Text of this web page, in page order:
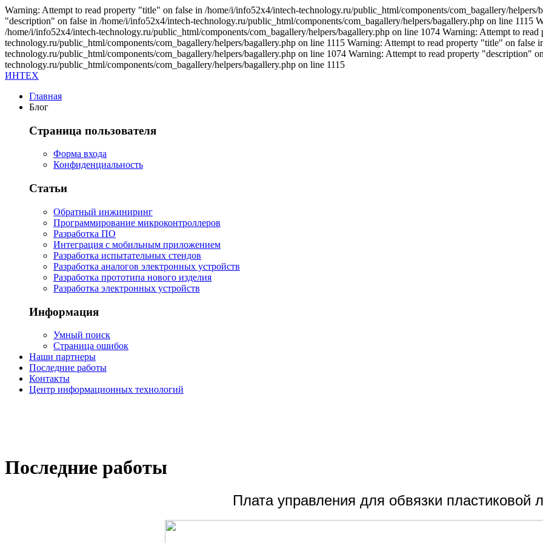
Warning: Attempt to read property "title" on false in /home/i/info52x4/intech-technology.ru/public_html/components/com_bagallery/
"description" on false in /home/i/info52x4/intech-technology.ru/public_html/components/com_bagallery/helpers/bagallery.php on line 1115
/home/i/info52x4/intech-technology.ru/public_html/components/com_bagallery/helpers/bagallery.php on line 1074 Warning: Attempt to
technology.ru/public_html/components/com_bagallery/helpers/bagallery.php on line 1115 Warning: Attempt to read property "title" on false
technology.ru/public_html/components/com_bagallery/helpers/bagallery.php on line 1074 Warning: Attempt to read property "description"
technology.ru/public_html/components/com_bagallery/helpers/bagallery.php on line 1115
ИНТЕХ
Главная
Блог
Страница пользователя
Форма входа
Конфиденциальность
Статьи
Обратный инжиниринг
Программирование микроконтроллеров
Разработка ПО
Интеграция с мобильным приложением
Разработка испытательных стендов
Разработка аналогов электронных устройств
Разработка прототипа нового изделия
Разработка электронных устройств
Информация
Умный поиск
Страница ошибок
Наши партнеры
Последние работы
Контакты
Центр информационных технологий
Последние работы
Плата управления для обвязки пластиковой